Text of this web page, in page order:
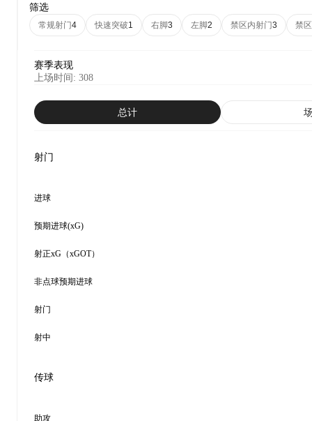
筛选
常规射门4 快速突破1 右脚3 左脚2 禁区内射门3 禁
赛季表现
上场时间: 308
总计
射门
进球
预期进球(xG)
射正xG（xGOT）
非点球预期进球
射门
射中
传球
助攻